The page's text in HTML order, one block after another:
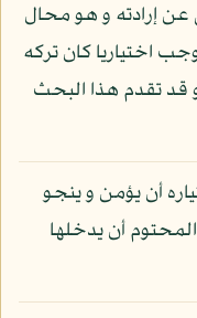
عن إرادته و هو محال
اختياريا كان تركه
و قد تقدم هذا البحث
أن يؤمن و ينجو
أن يدخلها